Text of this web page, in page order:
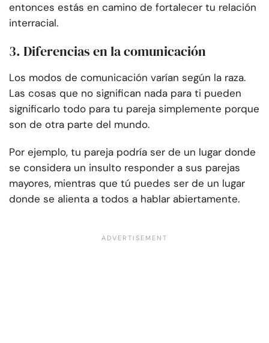
entonces estás en camino de fortalecer tu relación
interracial.
3. Diferencias en la comunicación
Los modos de comunicación varían según la raza.
Las cosas que no significan nada para ti pueden
significarlo todo para tu pareja simplemente porque
son de otra parte del mundo.
Por ejemplo, tu pareja podría ser de un lugar donde
se considera un insulto responder a sus parejas
mayores, mientras que tú puedes ser de un lugar
donde se alienta a todos a hablar abiertamente.